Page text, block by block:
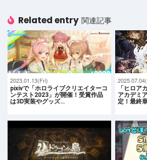
Related entry 関連記事
2023.01.13(Fri)
pixivで「ホロライブクリエイターコ
ンテスト2023」が開催！受賞作品
は3D実装やグッズ…
「ヒロア
アカデミ
定！最終